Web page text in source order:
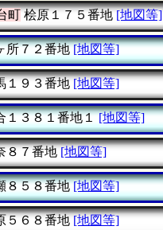
町桧原１７５番地 [地図等]
所７２番地 [地図等]
１９３番地 [地図等]
１３８１番地１ [地図等]
８７番地 [地図等]
８５８番地 [地図等]
５６８番地 [地図等]